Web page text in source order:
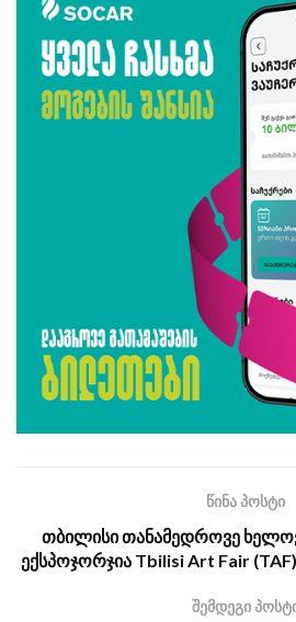
წინა პოსტი
თბილისი თანამედროვე
ექსპოჯორჯია Tbilisi Art Fair
შემდეგი